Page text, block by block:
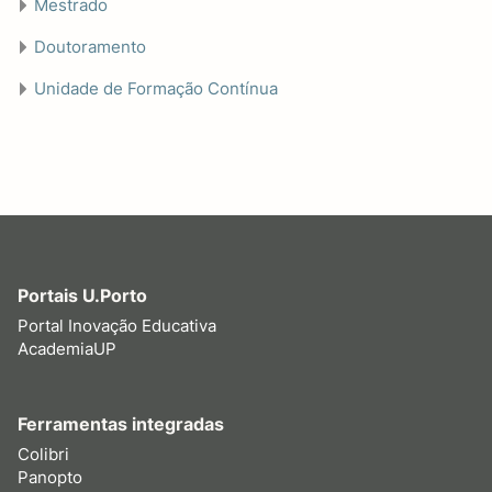
Mestrado
Doutoramento
Unidade de Formação Contínua
Portais U.Porto
Portal Inovação Educativa
AcademiaUP
Ferramentas integradas
Colibri
Panopto